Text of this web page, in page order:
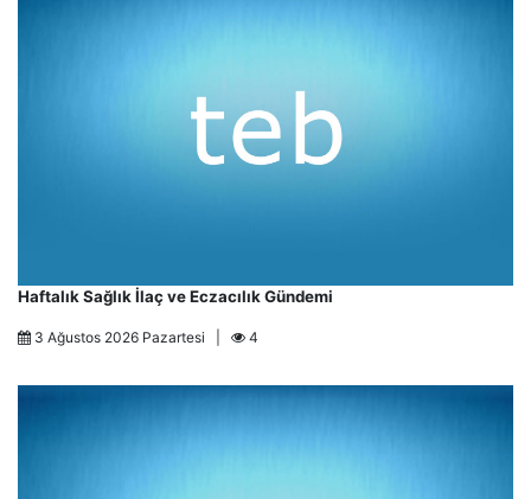
Haftalık Sağlık İlaç ve Eczacılık Gündemi
3 Ağustos 2026 Pazartesi | 4